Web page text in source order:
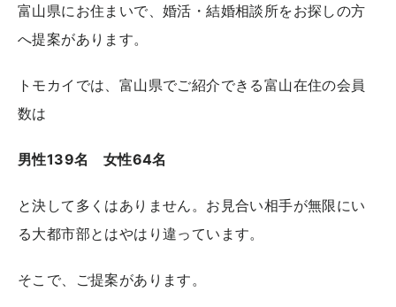
富山県にお住まいで、婚活・結婚相談所をお探しの方
へ提案があります。
トモカイでは、富山県でご紹介できる富山在住の会員
数は
男性139名 女性64名
と決して多くはありません。お見合い相手が無限にい
る大都市部とはやはり違っています。
そこで、ご提案があります。